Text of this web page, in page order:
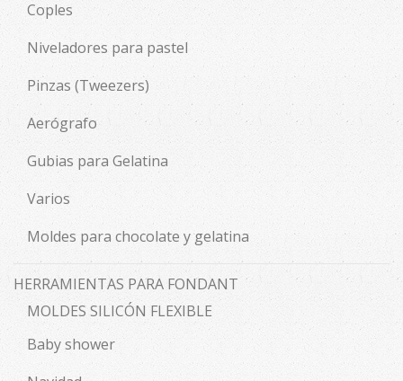
Coples
Niveladores para pastel
Pinzas (Tweezers)
Aerógrafo
Gubias para Gelatina
Varios
Moldes para chocolate y gelatina
HERRAMIENTAS PARA FONDANT
MOLDES SILICÓN FLEXIBLE
Baby shower